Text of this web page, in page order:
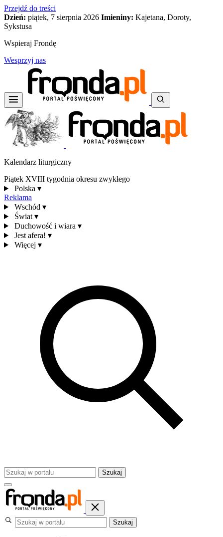
Przejdź do treści
Dzień: piątek, 7 sierpnia 2026 Imieniny: Kajetana, Doroty,
Sykstusa
Wspieraj Frondę
Wesprzyj nas
Kalendarz liturgiczny
Piątek XVIII tygodnia okresu zwykłego
Polska ▾
Reklama
Wschód ▾
Świat ▾
Duchowość i wiara ▾
Jest afera! ▾
Więcej ▾
Szukaj
Szukaj